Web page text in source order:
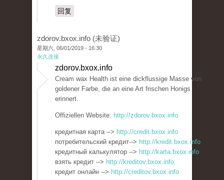
回复
zdorov.bxox.info (未验证)
星期六, 06/01/2019 - 16:30
永久连接
zdorov.bxox.info
Cream wax Health ist eine dickflussige Masse von
goldener Farbe, die an eine Art frischen Honigs
erinnert.
Offiziellen Website: http://zdorov.bxox.info
кредитная карта --> http://credit.bxox.info
потребительский кредит--> http://kredit.bxox.info
кредитный калькулятор --> http://karta.bxox.info
взять кредит --> http://kreditov.bxox.info
кредит онлайн --> http://creditov.bxox.info